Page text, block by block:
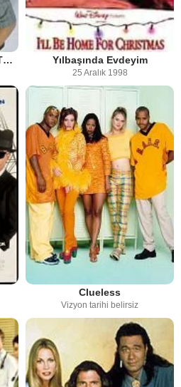
Honey, I Shrunk the Kids: The TV Show Yılbaşında Evdeyim
25 Aralık 1998
Clueless
Vizyon tarihi belirsiz